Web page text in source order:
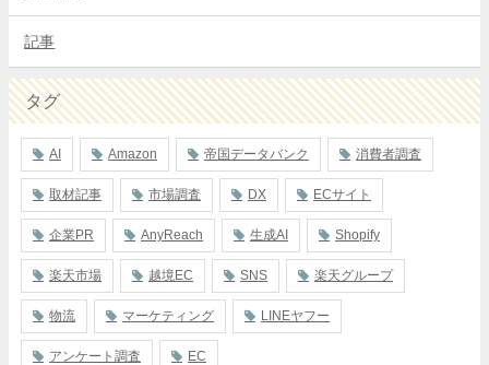
記事
タグ
AI Amazon 帝国データバンク 消費者調査
取材記事 市場調査 DX ECサイト
企業PR AnyReach 生成AI Shopify
楽天市場 越境EC SNS 楽天グループ
物流 マーケティング LINEヤフー
アンケート調査 EC